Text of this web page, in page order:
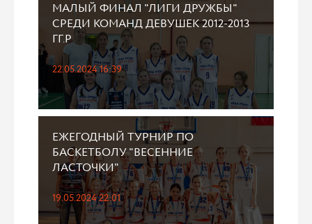
МАЛЫЙ ФИНАЛ "ЛИГИ ДРУЖБЫ"
СРЕДИ КОМАНД ДЕВУШЕК 2012-2013
ГГ.Р
22.05.2024 16:39
ЕЖЕГОДНЫЙ ТУРНИР ПО
БАСКЕТБОЛУ "ВЕСЕННИЕ
ЛАСТОЧКИ"
19.05.2024 22:01